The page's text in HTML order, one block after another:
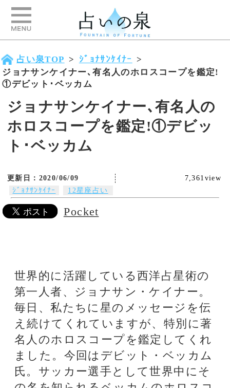
占い泉TOP > ｼﾞｮﾅｻﾝｹｲﾅｰ >
①デビット･ベッカム
ジョナサンケイナー､有名人の
ホロスコープを鑑定!①デビッ
ト･ベッカム
更新日：2020/06/09 7,361view
Pocket
世界的に活躍している西洋占星術の
第一人者、ジョナサン・ケイナー。
毎日、私たちに星のメッセージを伝
の名を知られるベッカムのホロスコ
ープは、どのようなものでしょう
か。